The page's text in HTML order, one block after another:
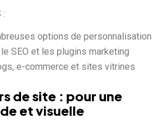
:
options de personnalisation
SEO et les plugins marketing
e-commerce et sites vitrines
de site : pour une
et visuelle